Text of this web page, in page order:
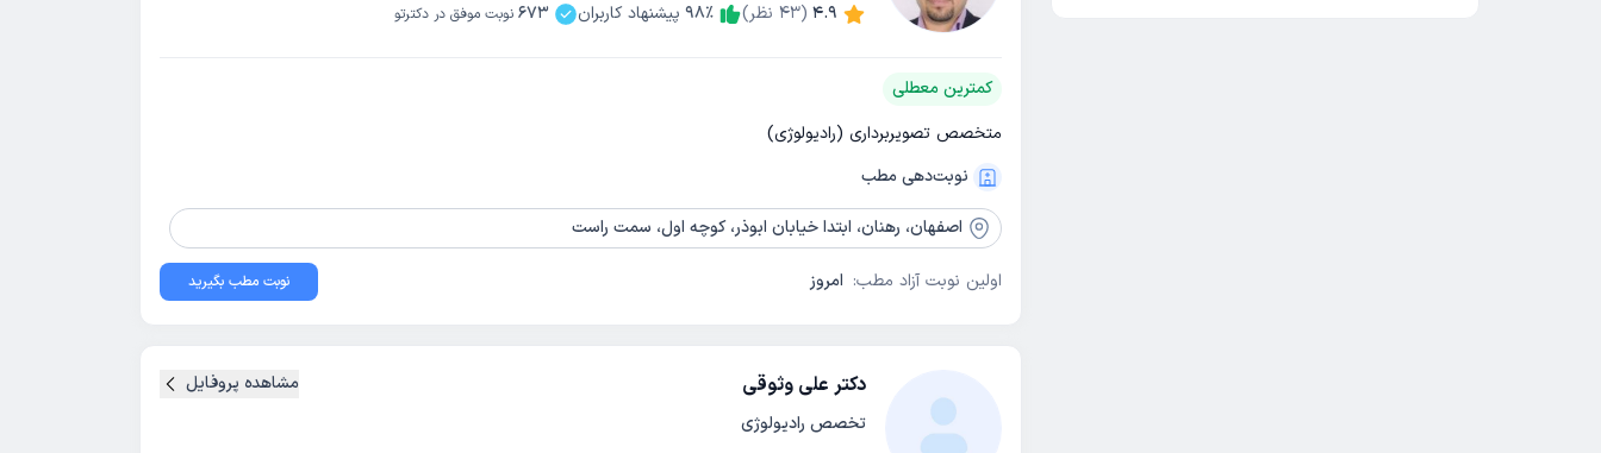
4.9
(
43 نظر) 98٪ پیشنهاد کاربران 673 نوبت موفق در دکترتو
کمترین معطلی
متخصص تصویربرداری (رادیولوژی)
نوبت‌دهی مطب
اصفهان، رهنان، ابتدا خیابان ابوذر، کوچه اول، سمت راست
اولین نوبت آزاد مطب: امروز نوبت مطب بگیرید
دکتر علی وثوقی
تخصص رادیولوژی
مشاهده پروفایل